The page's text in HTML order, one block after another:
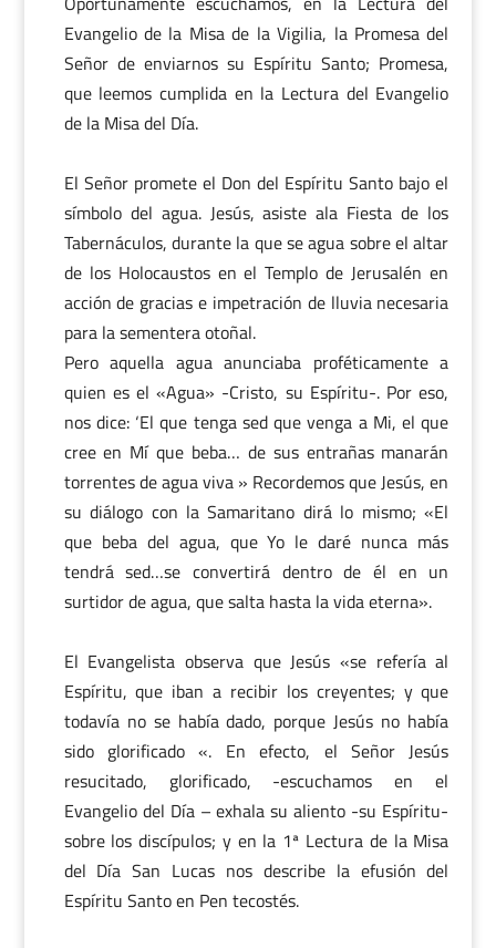
Evangelio de la Misa de la Vigilia, la Promesa del
Señor de enviarnos su Espíritu Santo; Promesa,
que leemos cumplida en la Lectura del Evangelio
de la Misa del Día.
El Señor promete el Don del Espíritu Santo bajo el
símbolo del agua. Jesús, asiste ala Fiesta de los
Tabernáculos, durante la que se agua sobre el altar
de los Holocaustos en el Templo de Jerusalén en
acción de gracias e impetración de lluvia necesaria
para la sementera otoñal.
Pero aquella agua anunciaba proféticamente a
quien es el «Agua» -Cristo, su Espíritu-. Por eso,
nos dice: ‘El que tenga sed que venga a Mi, el que
cree en Mí que beba… de sus entrañas manarán
torrentes de agua viva » Recordemos que Jesús, en
su diálogo con la Samaritano dirá lo mismo; «El
que beba del agua, que Yo le daré nunca más
tendrá sed…se convertirá dentro de él en un
surtidor de agua, que salta hasta la vida eterna».
El Evangelista observa que Jesús «se refería al
Espíritu, que iban a recibir los creyentes; y que
todavía no se había dado, porque Jesús no había
sido glorificado «. En efecto, el Señor Jesús
resucitado, glorificado, -escuchamos en el
Evangelio del Día – exhala su aliento -su Espíritu-
sobre los discípulos; y en la 1ª Lectura de la Misa
del Día San Lucas nos describe la efusión del
Espíritu Santo en Pen tecostés.